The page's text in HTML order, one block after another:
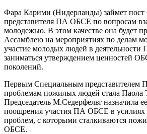
Фара Карими (Нидерланды) займет пост
представителя ПА ОБСЕ по вопросам
молодежью. В этом качестве она будет
Ассамблею на мероприятиях по делам
участие молодых людей в
заниматься утверждением ценностей
поколений.
Первым Специальным
проблемам пожилых людей стала Паола
Председатель М.Седерфельт назначила
поощрения участия ПА ОБСЕ в
проблем, с которыми сталкиваются
ОБСЕ.